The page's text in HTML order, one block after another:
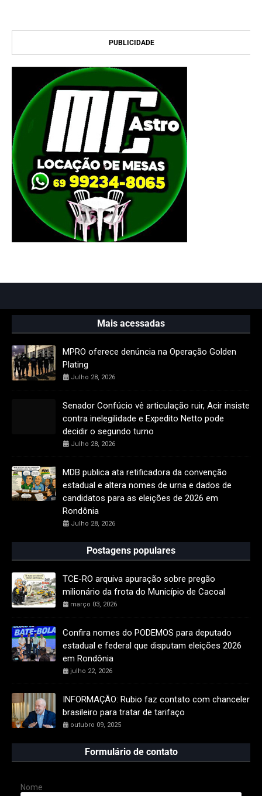
PUBLICIDADE
Mais acessadas
MPRO oferece denúncia na Operação Golden
Plating
Julho 28, 2026
Senador Confúcio vê articulação ruir, Acir insiste
contra inelegilidade e Expedito Netto pode
decidir o segundo turno
Julho 28, 2026
MDB publica ata retificadora da convenção
estadual e altera nomes de urna e dados de
candidatos para as eleições de 2026 em
Rondônia
Julho 28, 2026
Postagens populares
TCE-RO arquiva apuração sobre pregão
milionário da frota do Município de Cacoal
março 03, 2026
Confira nomes do PODEMOS para deputado
estadual e federal que disputam eleições 2026
em Rondônia
julho 22, 2026
INFORMAÇÃO: Rubio faz contato com chanceler
brasileiro para tratar de tarifaço
outubro 09, 2025
Formulário de contato
Nome